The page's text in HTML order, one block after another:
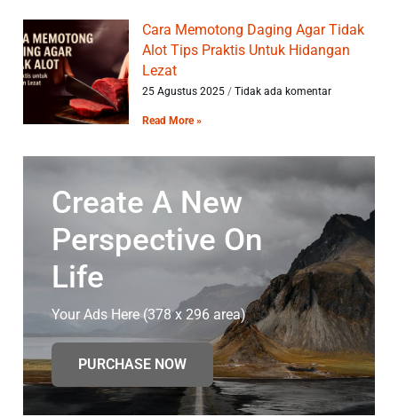
Cara Memotong Daging Agar Tidak
Alot Tips Praktis Untuk Hidangan
Lezat
25 Agustus 2025 Tidak ada komentar
Read More »
Create A New
Perspective On
Life
Your Ads Here (378 x 296 area)
PURCHASE NOW